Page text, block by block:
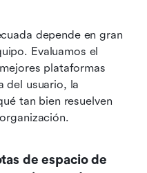
depende en gran
Evaluamos el
plataformas
del usuario, la
tan bien resuelven
de espacio de